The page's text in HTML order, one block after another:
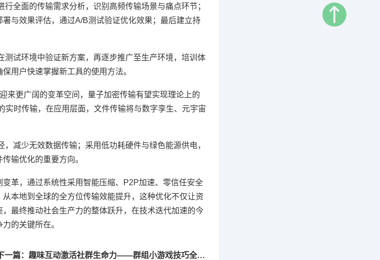
全面的传输需求分析，识别高频传输场景与痛点环节；
与效果评估，通过A/B测试验证优化效果；最后建立持
试环境中验证新方案，再逐步推广至生产环境，培训体
用户快速掌握新工具的使用方法。
来更广阔的变革空间，量子加密传输有望实现理论上的
时传输，在应用层面，文件传输将与数字孪生、元宇宙
减少无效数据传输；采用低功耗硬件与绿色能源供电，
输优化的重要方向。
革，通过系统性采用智能压缩、P2P加速、零信任安全
本地到全球的全方位传输效能提升，这种优化不仅让资
最终推动社会生产力的整体跃升，在技术迭代加速的今
的关键所在。
下一篇：趣味互动激活社群生命力——群组小游戏技巧全解析